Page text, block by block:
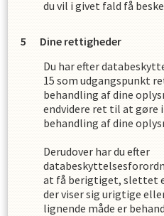
du vil i givet fald få
Dine rettigheder
Du har efter
15 som udgangspunkt
behandling af dine
endvidere ret til at gøre
behandling af dine
Derudover har du efter
at få berigtiget, slettet
der viser sig urigtige
lignende måde er